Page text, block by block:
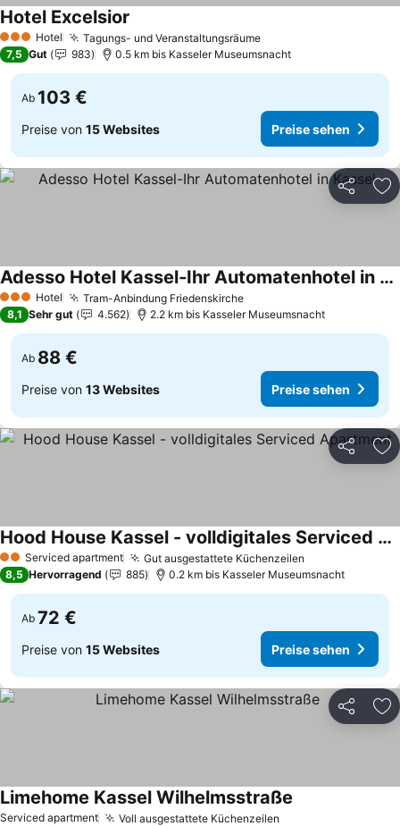
3 SterneHotel Tagungs- und Veranstaltungsräume
Hotel Excelsior
7,5 Gut 983 0.5 km bis Kasseler Museumsnacht
Ab 103 €
Preise von 15 Websites Preise sehen
Teilen
3 SterneHotel Tram-Anbindung Friedenskirche
Adesso Hotel Kassel-Ihr Automatenhotel in Kassel
8,1 Sehr gut 4.562 2.2 km bis Kasseler Museumsnacht
Ab 88 €
Preise von 13 Websites Preise sehen
Teilen
2 SterneServiced apartment Gut ausgestattete Küchenzeilen
Hood House Kassel - volldigitales Serviced Apartment
8,5 Hervorragend 885 0.2 km bis Kasseler Museumsnacht
Ab 72 €
Preise von 15 Websites Preise sehen
Teilen
Serviced apartment Voll ausgestattete Küchenzeilen
Limehome Kassel Wilhelmsstraße